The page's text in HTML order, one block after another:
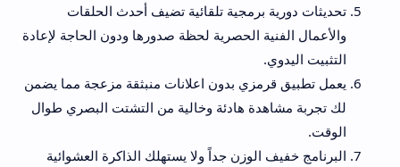
تحديثات دورية برمجية تلقائية تضيف أحدث الحلقات
والأعمال الفنية الحصرية لحظة صدورها ودون الحاجة لإعادة
التثبيت اليدوي.
يعمل تطبيق قرمزي بدون اعلانات منبثقة مزعجة مما يضمن
لك تجربة مشاهدة هادئة وخالية من التشتت البصري طوال
الوقت.
البرنامج خفيف الوزن جداً ولا يستهلك الذاكرة العشوائية